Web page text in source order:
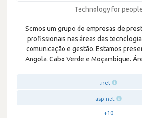
Technology for people
Somos um grupo de empresas de
profissionais nas áreas das
comunicação e gestão. Estamos
Angola, Cabo Verde e Moçambique.
.net
asp.net
+10